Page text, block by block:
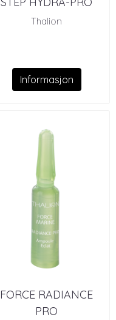
MASK
Thalion
Informasjon
FORCE RADIANCE
PRO